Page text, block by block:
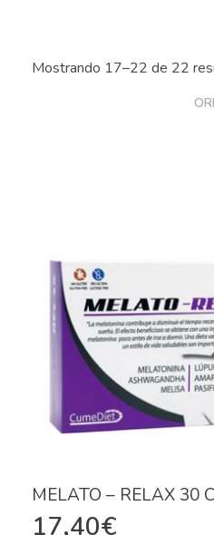
Mostrando 17–22 de 22
MELATO – RELAX 30
17,40€